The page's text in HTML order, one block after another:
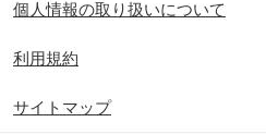
会社概要
個人情報の取り扱いについて
利用規約